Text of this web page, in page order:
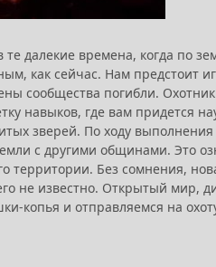
далекие времена, когда по
как сейчас. Нам предстоит
сообщества погибли.
навыков, где вам придется
зверей. По ходу
с другими общинами. Это
территории. Без сомнения,
не известно. Открытый мир,
копья и отправляемся на